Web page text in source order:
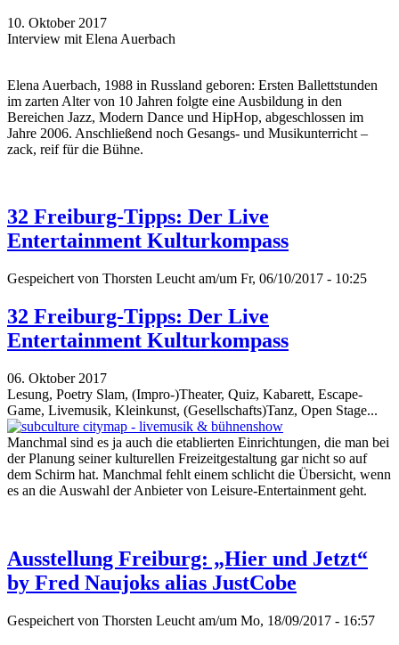
10. Oktober 2017
Interview mit Elena Auerbach
Elena Auerbach, 1988 in Russland geboren: Ersten Ballettstunden
im zarten Alter von 10 Jahren folgte eine Ausbildung in den
Bereichen Jazz, Modern Dance und HipHop, abgeschlossen im
Jahre 2006. Anschließend noch Gesangs- und Musikunterricht –
zack, reif für die Bühne.
32 Freiburg-Tipps: Der Live
Entertainment Kulturkompass
Gespeichert von Thorsten Leucht am/um Fr, 06/10/2017 - 10:25
32 Freiburg-Tipps: Der Live
Entertainment Kulturkompass
06. Oktober 2017
Lesung, Poetry Slam, (Impro-)Theater, Quiz, Kabarett, Escape-
Game, Livemusik, Kleinkunst, (Gesellschafts)Tanz, Open Stage...
Manchmal sind es ja auch die etablierten Einrichtungen, die man bei
der Planung seiner kulturellen Freizeitgestaltung gar nicht so auf
dem Schirm hat. Manchmal fehlt einem schlicht die Übersicht, wenn
es an die Auswahl der Anbieter von Leisure-Entertainment geht.
Ausstellung Freiburg: „Hier und Jetzt“
by Fred Naujoks alias JustCobe
Gespeichert von Thorsten Leucht am/um Mo, 18/09/2017 - 16:57